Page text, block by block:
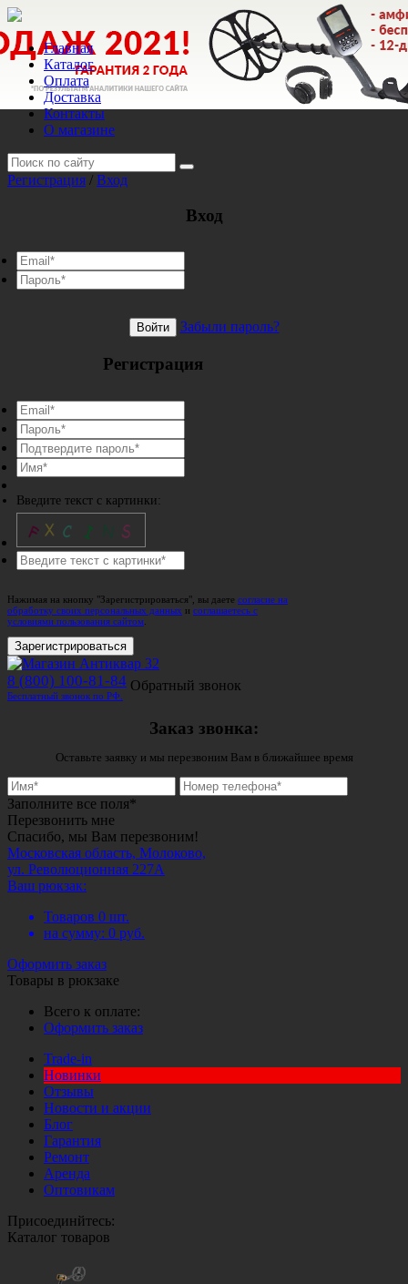
Главная
Каталог
Оплата
Доставка
Контакты
О магазине
Регистрация / Вход
Вход
Войти Забыли пароль?
Регистрация
Введите текст с картинки:
Нажимая на кнопку "Зарегистрироваться", вы даете согласие на
обработку своих персональных данных и соглашаетесь с
условиями пользования сайтом
Зарегистрироваться
8 (800) 100-81-84
Бесплатный звонок по РФ.
Обратный звонок
Заказ звонка:
Оставьте заявку и мы перезвоним Вам в ближайшее время
Заполните все поля*
Перезвонить мне
Спасибо, мы Вам перезвоним!
Московская область, Молоково,
ул. Революционная 227А
Ваш рюкзак:
Товаров 0 шт.
на сумму: 0 руб.
Оформить заказ
Товары в рюкзаке
Всего к оплате:
Оформить заказ
Trade-in
Новинки
Отзывы
Новости и акции
Блог
Гарантия
Ремонт
Аренда
Оптовикам
Присоединйтесь:
Каталог товаров